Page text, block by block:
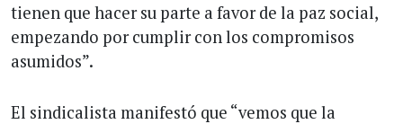
tienen que hacer su parte a favor de la paz social,
empezando por cumplir con los compromisos
asumidos”.
El sindicalista manifestó que “vemos que la